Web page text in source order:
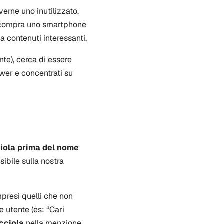
uno inutilizzato.
uno smartphone
contenuti interessanti.
cerca di essere
e concentrati su
prima del nome
sulla nostra
quelli che non
utente (es: “Cari